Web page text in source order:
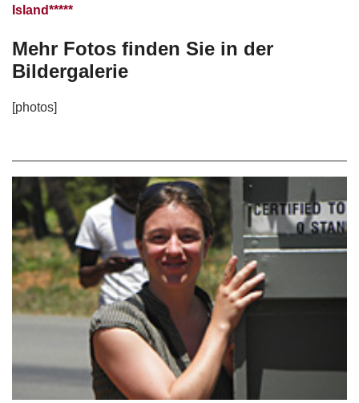
Island*****
Mehr Fotos finden Sie in der
Bildergalerie
[photos]